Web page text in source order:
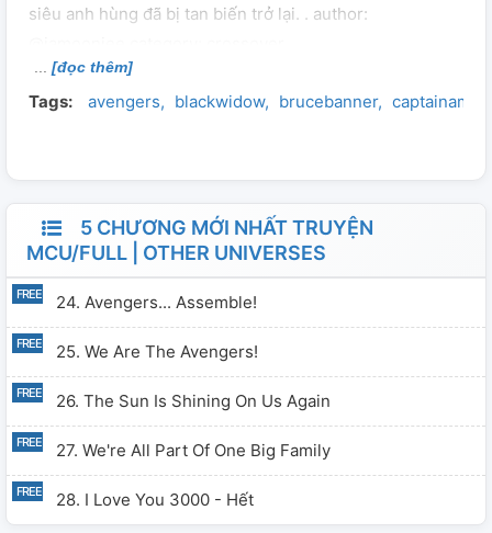
siêu anh hùng đã bị tan biến trở lại. . author:
[đọc thêm]
Tags: avengers blackwidow brucebanner
5 CHƯƠNG MỚI NHẤT TRUYỆN
MCU/FULL | OTHER UNIVERSES
24. Avengers... Assemble!
25. We Are The Avengers!
26. The Sun Is Shining On Us Again
27. We're All Part Of One Big Family
28. I Love You 3000 - Hết